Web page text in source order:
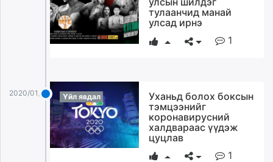
Livetv.mn
shuud.mn
eagle.mn
ergelt.mn
today.mn
тулаанчид манай
улсад ирнэ
1
2020/01/23 Үйл явдал
Уханьд болох боксын
тэмцээнийг
коронавирусний
халдвараас үүдэж
цуцлав
1